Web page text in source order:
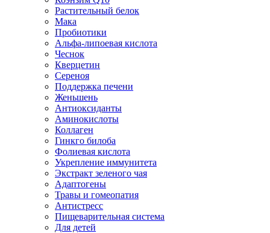
Растительный белок
Мака
Пробиотики
Альфа-липоевая кислота
Чеснок
Кверцетин
Сереноя
Поддержка печени
Женьшень
Антиоксиданты
Аминокислоты
Коллаген
Гинкго билоба
Фолиевая кислота
Укрепление иммунитета
Экстракт зеленого чая
Адаптогены
Травы и гомеопатия
Антистресс
Пищеварительная система
Для детей